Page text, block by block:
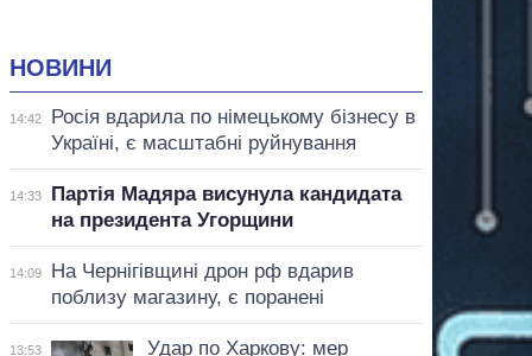
НОВИНИ
14:42
Росія вдарила по німецькому бізнесу в
Україні, є масштабні руйнування
14:33
Партія Мадяра висунула кандидата
на президента Угорщини
14:09
На Чернігівщині дрон рф вдарив
поблизу магазину, є поранені
13:53
Удар по Харкову: мер